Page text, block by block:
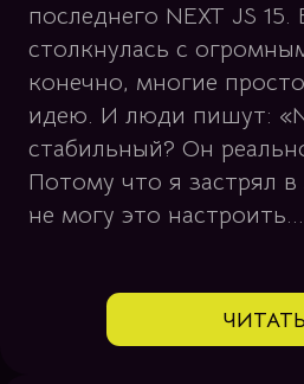
последнего NEXT JS 15.
столкнулась с
конечно, многие
идею. И люди пишут:
стабильный? Он
Потому что я застрял в
не могу это
ЧИТАТЬ